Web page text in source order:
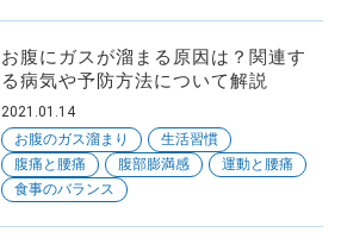
お腹にガスが溜まる原因は？関連す
る病気や予防方法について解説
2021.01.14
お腹のガス溜まり
生活習慣
腹痛と腰痛
腹部膨満感
運動と腰痛
食事のバランス